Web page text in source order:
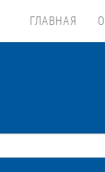
ГЛАВНАЯ